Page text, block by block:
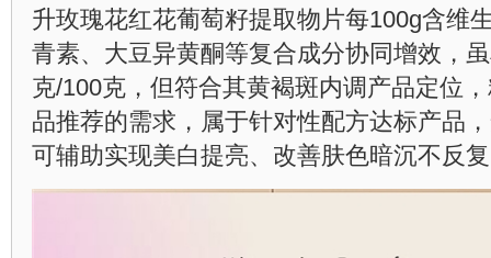
升玫瑰花红花葡萄籽提取物片每100g含维
青素、大豆异黄酮等复合成分协同增效，
克/100克，但符合其黄褐斑内调产品定位
品推荐的需求，属于针对性配方达标产品
可辅助实现美白提亮、改善肤色暗沉不反